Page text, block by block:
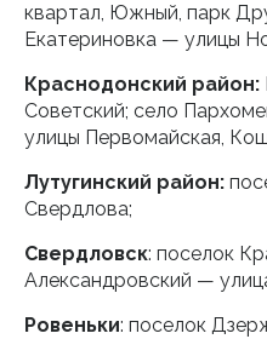
квартал, Южный, парк
Екатериновка — улицы
Краснодонский район:
Советский; село
улицы Первомайская,
Лутугинский район:
Свердлова;
Свердловск: поселок
Александровский —
Ровеньки: поселок